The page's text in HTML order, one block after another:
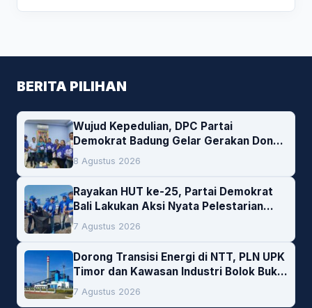
BERITA PILIHAN
Wujud Kepedulian, DPC Partai
Demokrat Badung Gelar Gerakan Donor
Darah
8 Agustus 2026
Rayakan HUT ke-25, Partai Demokrat
Bali Lakukan Aksi Nyata Pelestarian
Lingkungan
7 Agustus 2026
Dorong Transisi Energi di NTT, PLN UPK
Timor dan Kawasan Industri Bolok Buka
Peluang Investasi Woodchip untuk
Cofiring PLTU Bolok
7 Agustus 2026